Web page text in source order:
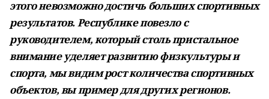
этого невозможно достичь больших спортивных
результатов. Республике повезло с
руководителем, который столь пристальное
внимание уделяет развитию физкультуры и
спорта, мы видим рост количества спортивных
объектов, вы пример для других регионов.